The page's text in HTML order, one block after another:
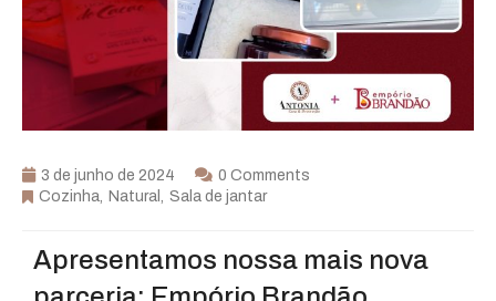
3 de junho de 2024
0 Comments
Cozinha
Natural Sala de jantar
Apresentamos nossa mais nova